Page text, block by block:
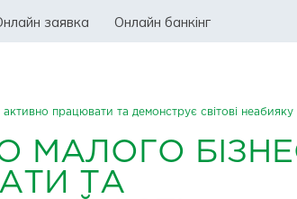
заявка Онлайн банкінг
працювати та демонструє світові неабияку
МАЛОГО
ТА